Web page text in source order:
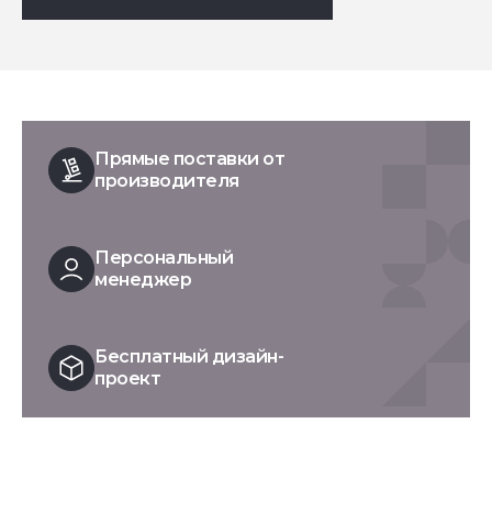
Прямые поставки от
производителя
Персональный
менеджер
Бесплатный дизайн-
проект